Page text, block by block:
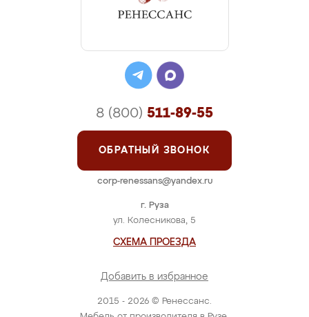
2015 - 2026 © Ренессанс.
г. Руза
ул. Колесникова, 5
СХЕМА ПРОЕЗДА
Добавить в избранное
8 (800) 511-89-55
ОБРАТНЫЙ ЗВОНОК
corp-renessans@yandex.ru